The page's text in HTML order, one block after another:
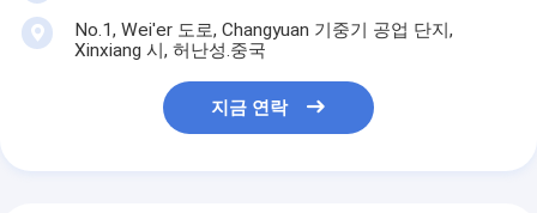
No.1, Wei'er 도로, Changyuan 기중기 공업 단지,
Xinxiang 시, 허난성.중국
지금 연락